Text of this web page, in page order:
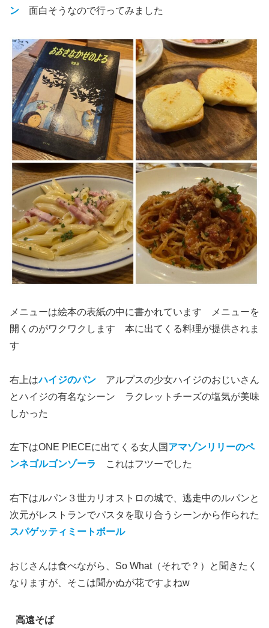
ン 面白そうなので行ってみました
メニューは絵本の表紙の中に書かれています メニューを
開くのがワクワクします 本に出てくる料理が提供されま
す
右上はハイジのパン アルプスの少女ハイジのおじいさん
とハイジの有名なシーン ラクレットチーズの塩気が美味
しかった
左下はONE PIECEに出てくる女人国 アマゾンリリーのペ
ンネゴルゴンゾーラ
これはフツーでした
右下はルパン３世カリオストロの城で、逃走中のルパンと
次元がレストランでパスタを取り合うシーンから作られた
スパゲッティミートボール
おじさんは食べながら、So What（それで？）と聞きたく
なりますが、そこは聞かぬが花ですよねw
高遠そば